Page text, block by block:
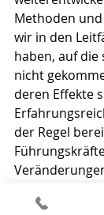
Methoden
wir in den
haben, auf die
nicht
deren Effekte
der Regel
oder Video-